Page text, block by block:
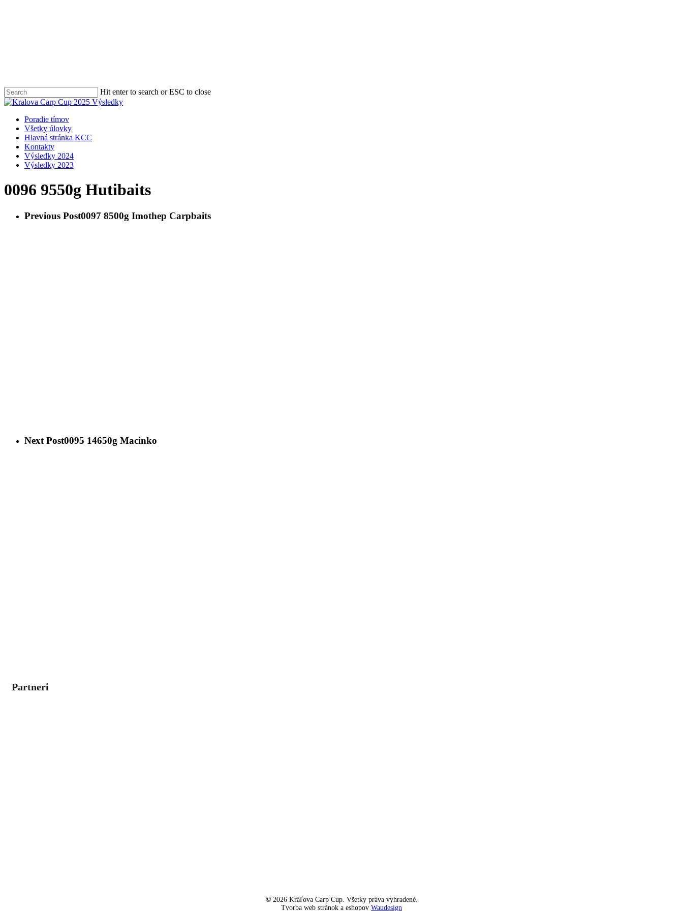
Hit enter to search or ESC to close
Close
Menu
Poradie tímov
Všetky úlovky
Hlavná stránka KCC
Kontakty
Výsledky 2024
Výsledky 2023
0096 9550g Hutibaits
Previous Post0097 8500g Imothep Carpbaits
Next Post0095 14650g Macinko
Partneri
© 2026Kráľova Carp Cup. Všetky práva vyhradené.
Tvorba web stránok a eshopov Waudesign